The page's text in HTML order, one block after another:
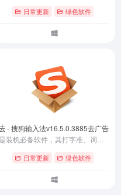
日常更新 绿色软件
- 搜狗输入法v16.5.0.3885去广告精
日常更新 绿色软件